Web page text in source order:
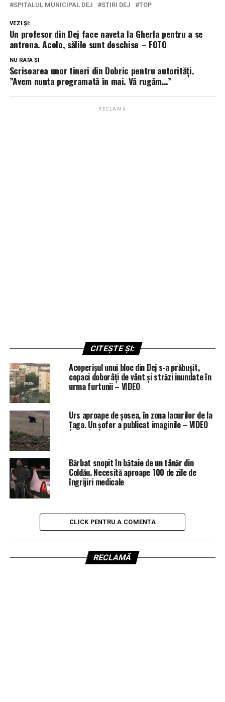
SPITALUL MUNICIPAL DEJ
STIRI DEJ TOP
VEZI ȘI:
Un profesor din Dej face naveta la Gherla pentru a se
antrena. Acolo, sălile sunt deschise – FOTO
NU RATA ȘI
Scrisoarea unor tineri din Dobric pentru autorități.
”Avem nunta programată în mai. Vă rugăm…”
RECLAMĂ
CITEȘTE ȘI:
Acoperișul unui bloc din Dej s-a prăbușit,
copaci doborâți de vânt și străzi inundate în
urma furtunii – VIDEO
Urs aproape de șosea, în zona lacurilor de la
Țaga. Un șofer a publicat imaginile – VIDEO
Bărbat snopit în bătaie de un tânăr din
Coldău. Necesită aproape 100 de zile de
îngrijiri medicale
CLICK PENTRU A COMENTA
RECLAMĂ